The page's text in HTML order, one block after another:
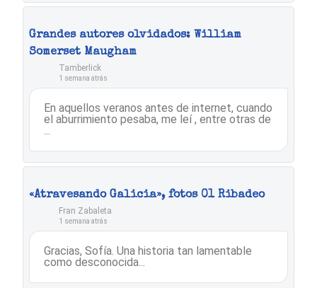
Grandes autores olvidados: William
Somerset Maugham
Tamberlick
1 semana atrás
En aquellos veranos antes de internet, cuando
el aburrimiento pesaba, me leí , entre otras de
...
«Atravesando Galicia», fotos 01 Ribadeo
Fran Zabaleta
1 semana atrás
Gracias, Sofía. Una historia tan lamentable
como desconocida...